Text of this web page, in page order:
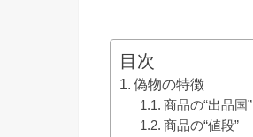
目次
偽物の特徴
商品の“出品国”
商品の“値段”